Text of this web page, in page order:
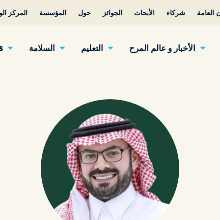
العامة شركاء الأبحاث الجوائز حول المؤسسة المركز
الأخبار و عالم المرح التعليم السلامة